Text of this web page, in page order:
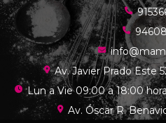
Av. Javier Prado Este
Lun a Vie 09:00 a 18:00
Av. Óscar R.